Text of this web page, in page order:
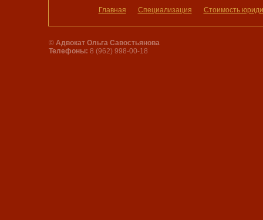
Главная Специализация Стоимость
© Адвокат Ольга Савостьянова
Телефоны: 8 (962) 998-00-18